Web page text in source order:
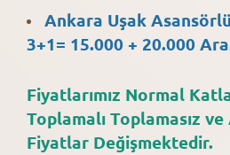
Ankara Uşak
3+1= 15.000 + 20.000
Fiyatlarımız Normal
Toplamalı Toplamasız
Fiyatlar Değişmektedir.